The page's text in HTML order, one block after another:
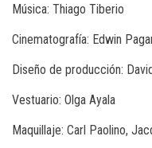
Música: Thiago Tiberio
Cinematografía: Edwin
Diseño de producción:
Vestuario: Olga Ayala
Maquillaje: Carl Paolino,